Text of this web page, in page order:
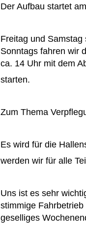
Der Aufbau startet
Freitag und
Sonntags fahren wir
ca. 14 Uhr mit dem
starten.
Zum Thema
Es wird für die
werden wir für alle
Uns ist es sehr
stimmige
geselliges